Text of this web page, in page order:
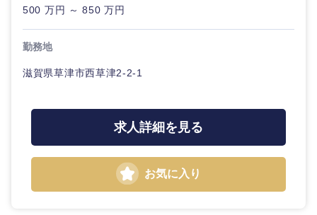
500 万円 ～ 850 万円
勤務地
滋賀県草津市西草津2-2-1
求人詳細を見る
お気に入り